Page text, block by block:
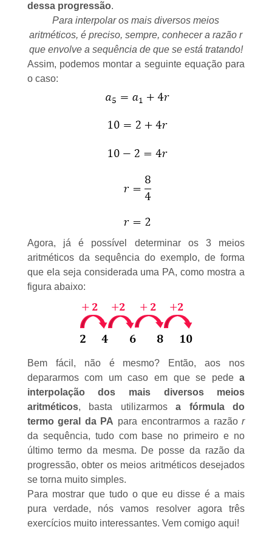
dessa progressão.
Para interpolar os mais diversos meios
aritméticos, é preciso, sempre, conhecer a razão r
que envolve a sequência de que se está tratando!
Assim, podemos montar a seguinte equação para
o caso:
Agora, já é possível determinar os 3 meios
aritméticos da sequência do exemplo, de forma
que ela seja considerada uma PA, como mostra a
figura abaixo:
Bem fácil, não é mesmo? Então, aos nos
depararmos com um caso em que se pedea
interpolação dos mais diversos meios
aritméticos, basta utilizarmosa fórmula do
termo geral da PA para encontrarmos a razãor
da sequência, tudo com base no primeiro e no
último termo da mesma. De posse da razão da
progressão, obter os meios aritméticos desejados
se torna muito simples.
Para mostrar que tudo o que eu disse é a mais
pura verdade, nós vamos resolver agora três
exercícios muito interessantes. Vem comigo aqui!